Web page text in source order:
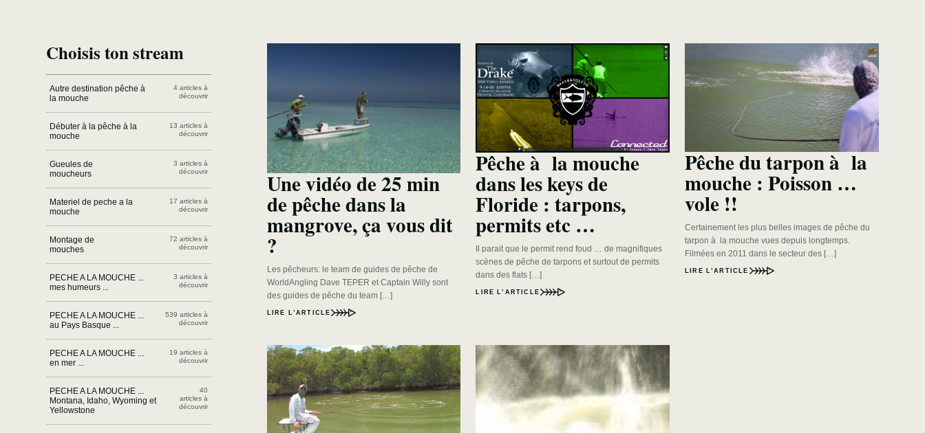
Choisis ton stream
Autre destination pêche à
la mouche
4 articles à
découvrir
Débuter à la pêche à la
mouche
13 articles à
découvrir
Gueules de
moucheurs
3 articles à
découvrir
Materiel de peche a la
mouche
17 articles à
découvrir
Montage de
mouches
72 articles à
découvrir
PECHE A LA MOUCHE ...
mes humeurs ...
3 articles à
découvrir
PECHE A LA MOUCHE ...
au Pays Basque ...
539 articles à
découvrir
PECHE A LA MOUCHE ...
en mer ...
19 articles à
découvrir
PECHE A LA MOUCHE ...
Montana, Idaho, Wyoming et
Yellowstone
40
articles à
découvrir
Une vidéo de 25 min
de pêche dans la
mangrove, ça vous dit
?
Les pêcheurs: le team de guides de pêche de
WorldAngling Dave TEPER et Captain Willy sont
des guides de pêche du team […]
LIRE L’ARTICLE
Pêche à la mouche
dans les keys de
Floride : tarpons,
permits etc …
Il parait que le permit rend foud … de magnifiques
scènes de pêche de tarpons et surtout de permits
dans des flats […]
LIRE L’ARTICLE
Pêche du tarpon à la
mouche : Poisson …
vole !!
Certainement les plus belles images de pêche du
tarpon à la mouche vues depuis longtemps.
Filmées en 2011 dans le secteur des […]
LIRE L’ARTICLE